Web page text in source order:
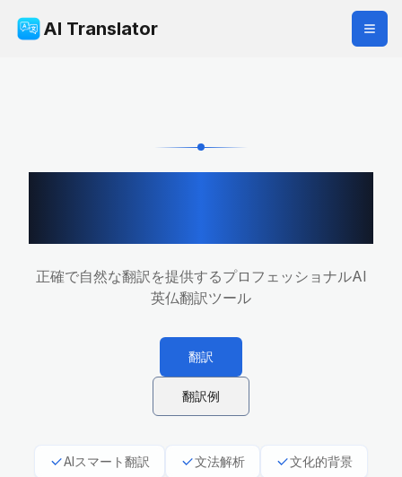
AI Translator
正確で自然な翻訳を提供するプロフェッショナルAI
英仏翻訳ツール
翻訳
翻訳例
AIスマート翻訳 文法解析 文化的背景